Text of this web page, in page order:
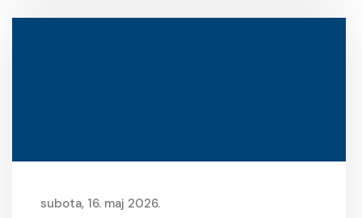
subota, 16. maj 2026.